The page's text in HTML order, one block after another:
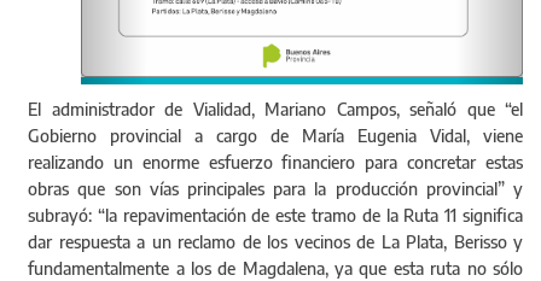
Del acto de licitación participaron los gerentes de
Administración, Mercedes Mason; Ejecutivo,
Perera; y Técnico, Héctor Escalada; y, el
Magdalena, Gonzalo Peluso.
El administrador de Vialidad, Mariano Campos, señaló que “el
Gobierno provincial a cargo de María Eugenia Vidal, viene
realizando un enorme esfuerzo financiero para concretar estas
obras que son vías principales para la producción provincial” y
subrayó: “la repavimentación de este tramo de la Ruta 11 significa
dar respuesta a un reclamo de los vecinos de La Plata, Berisso y
fundamentalmente a los de Magdalena, ya que esta ruta no sólo